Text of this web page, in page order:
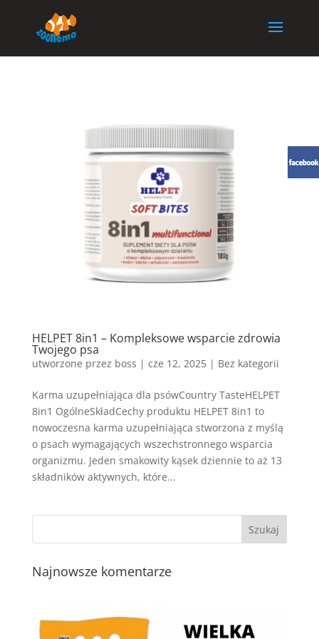
HELPET 8in1 – Kompleksowe wsparcie zdrowia
Twojego psa
utworzone przez boss | cze 12, 2025| Bez kategorii
Karma uzupełniająca dla psówCountry TasteHELPET
8in1 OgólneSkładCechy produktu HELPET 8in1 to
nowoczesna karma uzupełniająca stworzona z myślą
o psach wymagających wszechstronnego wsparcia
organizmu. Jeden smakowity kąsek dziennie to aż 13
składników aktywnych, które...
Najnowsze komentarze